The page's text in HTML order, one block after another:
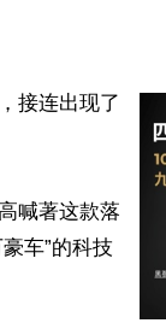
接连出现了
喊著这款落
车”的科技